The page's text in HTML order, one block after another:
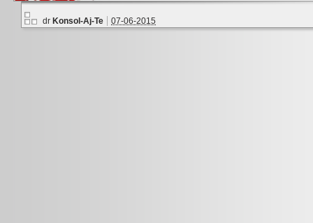
dr Konsol-Aj-Te 07-06-2015